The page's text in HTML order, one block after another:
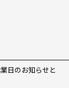
日のお知らせと